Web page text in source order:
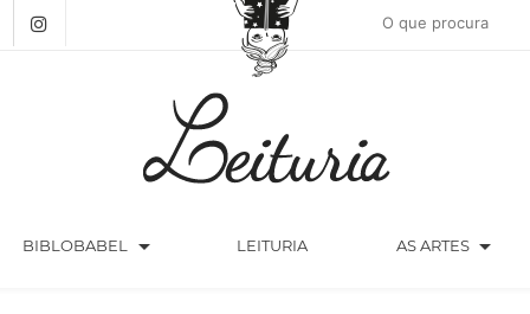
BIBLOBABEL arrow_drop_down LEITURIA AS ARTES arrow_drop_down